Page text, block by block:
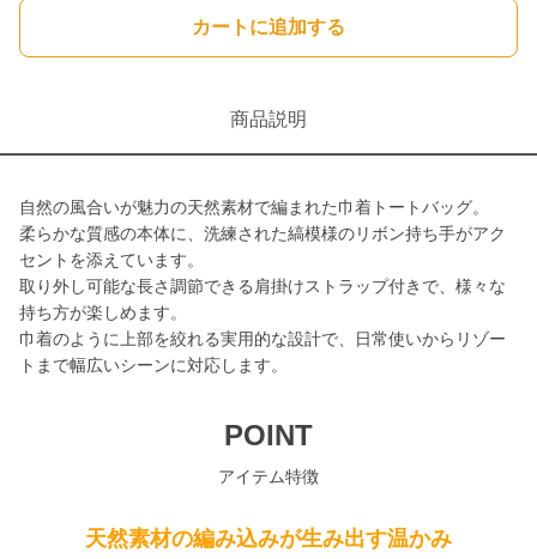
カートに追加する
商品説明
自然の風合いが魅力の天然素材で編まれた巾着トートバッグ。
柔らかな質感の本体に、洗練された縞模様のリボン持ち手がアク
セントを添えています。
取り外し可能な長さ調節できる肩掛けストラップ付きで、様々な
持ち方が楽しめます。
巾着のように上部を絞れる実用的な設計で、日常使いからリゾー
トまで幅広いシーンに対応します。
POINT
アイテム特徴
天然素材の編み込みが生み出す温かみ